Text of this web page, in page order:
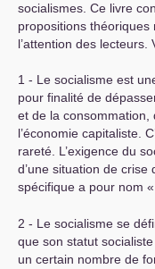
socialismes. Ce livre
propositions théoriques
l’attention des lecteurs.
1 - Le socialisme est
pour finalité de
et de la
l’économie capitaliste.
rareté. L’exigence du
d’une situation de
spécifique a pour nom «
2 - Le socialisme se
que son statut
un certain nombre de